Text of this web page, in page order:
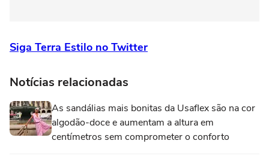
Siga Terra Estilo no Twitter
Notícias relacionadas
As sandálias mais bonitas da Usaflex são na cor
algodão-doce e aumentam a altura em
centímetros sem comprometer o conforto